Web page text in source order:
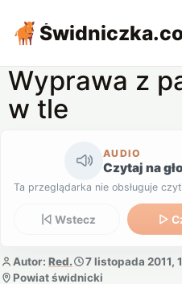
Świdniczka
Wyprawa z
w tle
AUDIO
Czytaj na
Ta przeglądarka nie obsługuje
Wstecz
Autor: Red. 7 listopada 2011,
Powiat świdnicki